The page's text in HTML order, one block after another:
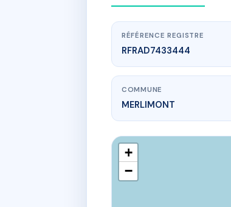
RÉFÉRENCE REGISTRE
RFRAD7433444
COMMUNE
MERLIMONT
+
−